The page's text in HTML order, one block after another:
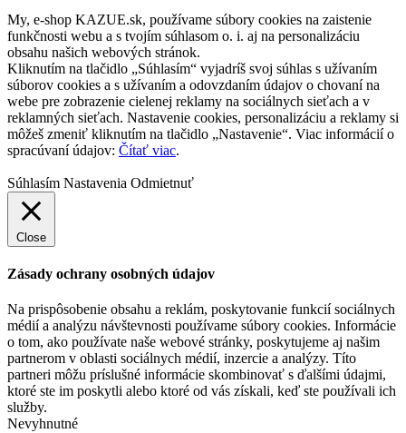
My, e-shop KAZUE.sk, používame súbory cookies na zaistenie
funkčnosti webu a s tvojím súhlasom o. i. aj na personalizáciu
obsahu našich webových stránok.
Kliknutím na tlačidlo „Súhlasím“ vyjadríš svoj súhlas s užívaním
súborov cookies a s užívaním a odovzdaním údajov o chovaní na
webe pre zobrazenie cielenej reklamy na sociálnych sieťach a v
reklamných sieťach. Nastavenie cookies, personalizáciu a reklamy si
môžeš zmeniť kliknutím na tlačidlo „Nastavenie“. Viac informácií o
spracúvaní údajov: Čítať viac.
Súhlasím Nastavenia Odmietnuť
Close
Zásady ochrany osobných údajov
Na prispôsobenie obsahu a reklám, poskytovanie funkcií sociálnych
médií a analýzu návštevnosti používame súbory cookies. Informácie
o tom, ako používate naše webové stránky, poskytujeme aj našim
partnerom v oblasti sociálnych médií, inzercie a analýzy. Títo
partneri môžu príslušné informácie skombinovať s ďalšími údajmi,
ktoré ste im poskytli alebo ktoré od vás získali, keď ste používali ich
služby.
Nevyhnutné